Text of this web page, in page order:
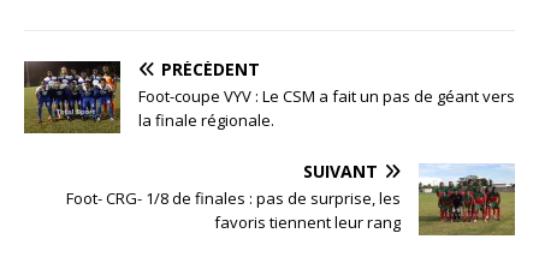
PRÉCÉDENT
Foot-coupe VYV : Le CSM a fait un pas de géant vers
la finale régionale.
SUIVANT
Foot- CRG- 1/8 de finales : pas de surprise, les
favoris tiennent leur rang